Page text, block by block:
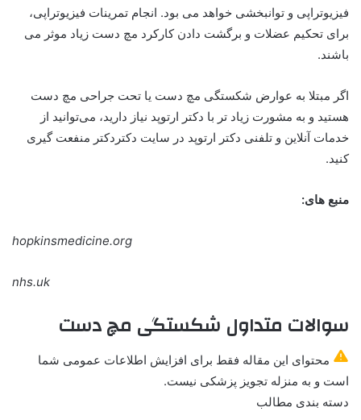
فیزیوتراپی و توانبخشی خواهد می بود. انجام تمرینات فیزیوتراپی،
برای تحکیم عضلات و برگشت دادن کارکرد مچ دست زیاد موثر می
باشند.
اگر مبتلا به عوارض شکستگی مچ دست یا تحت جراحی مچ دست
هستید و به مشورت زیاد تر با دکتر ارتوپد نیاز دارید، می‌توانید از
خدمات آنلاین و تلفنی دکتر ارتوپد در سایت دکتردکتر منفعت گیری
کنید.
منبع های:
hopkinsmedicine.org
nhs.uk
سوالات متداول شکستگی مچ دست
محتوای این مقاله فقط برای افزایش اطلاعات عمومی شما
است و به منزله تجویز پزشکی نیست.
دسته بندی مطالب